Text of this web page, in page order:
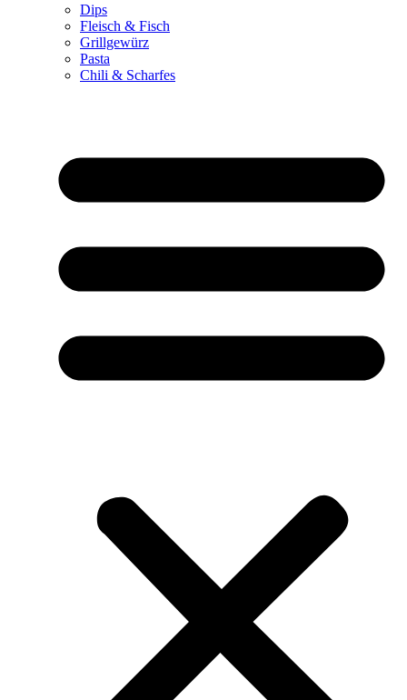
Dips
Fleisch & Fisch
Grillgewürz
Pasta
Chili & Scharfes